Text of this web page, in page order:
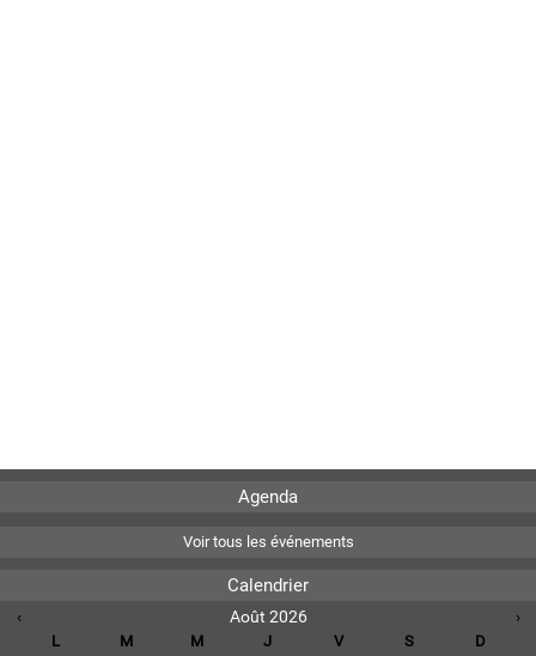
Agenda
Voir tous les événements
Calendrier
‹ Août 2026 ›
L M M J V S
D